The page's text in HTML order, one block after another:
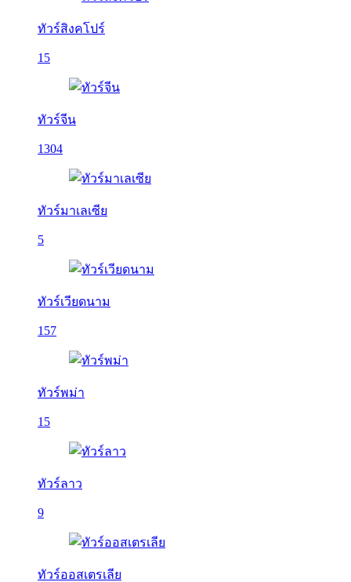
ทัวร์สิงคโปร์
15
ทัวร์จีน
1304
ทัวร์มาเลเซีย
5
ทัวร์เวียดนาม
157
ทัวร์พม่า
15
ทัวร์ลาว
9
ทัวร์ออสเตรเลีย